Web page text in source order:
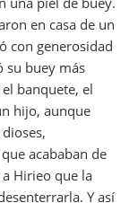
en casa de un
con generosidad
su buey más
banquete, el
hijo, aunque
acababan de
Hirieo que la
Y así